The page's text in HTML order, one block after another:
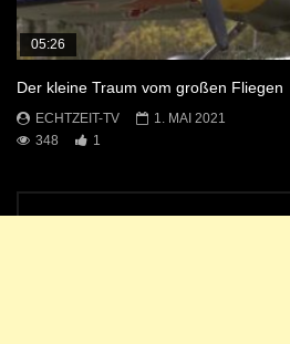
05:26
Der kleine Traum vom großen Fliegen
ECHTZEIT-TV
1. MAI 2021
348
1